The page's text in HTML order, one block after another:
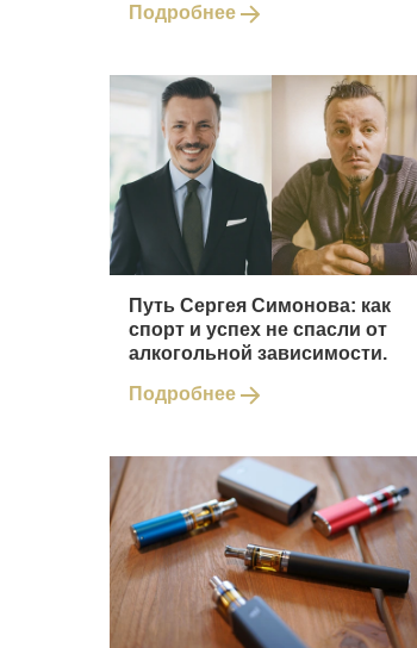
Подробнее
Путь Сергея Симонова: как
спорт и успех не спасли от
алкогольной зависимости.
Подробнее